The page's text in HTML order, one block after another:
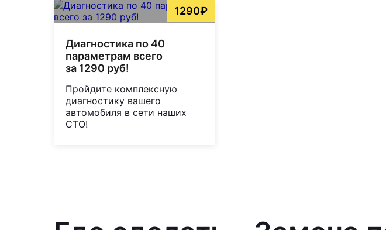
1290₽
Диагностика по 40
параметрам всего
за 1290 руб!
Пройдите комплексную
диагностику вашего
автомобиля в сети наших
СТО!